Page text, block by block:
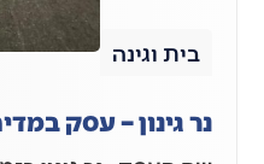
בית וגינה
נר גינון – עסק